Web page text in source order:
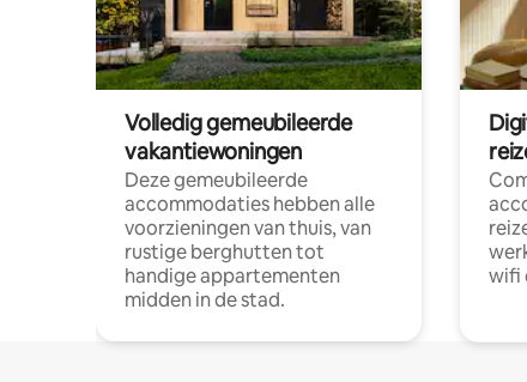
Volledig gemeubileerde
vakantiewoningen
Deze gemeubileerde
accommodaties hebben alle
voorzieningen van thuis, van
rustige berghutten tot
handige appartementen
midden in de stad.
wifi